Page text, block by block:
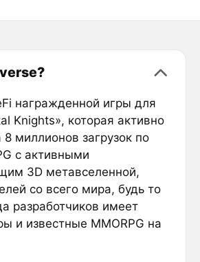
награжденной игры для
Knights», которая активно
миллионов загрузок по
с активными
3D метавселенной,
со всего мира, будь то
разработчиков имеет
и известные MMORPG на